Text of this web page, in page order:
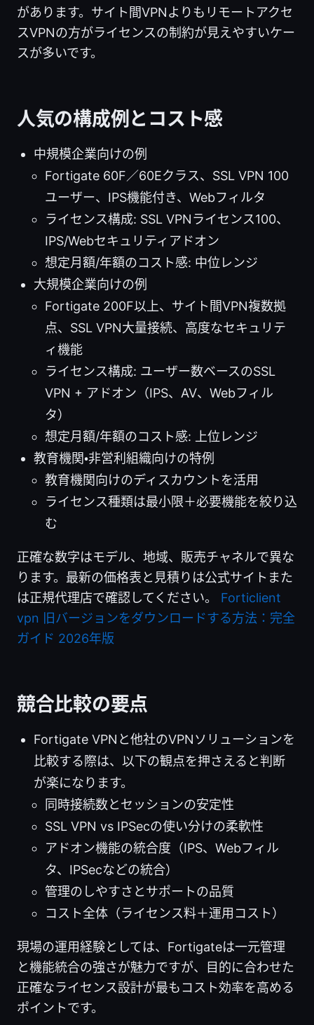
があります。サイト間VPNよりもリモートアクセ
スVPNの方がライセンスの制約が見えやすいケー
スが多いです。
人気の構成例とコスト感
中規模企業向けの例
Fortigate 60F／60Eクラス、SSL VPN 100
ユーザー、IPS機能付き、Webフィルタ
ライセンス構成: SSL VPNライセンス100、
IPS/Webセキュリティアドオン
想定月額/年額のコスト感: 中位レンジ
大規模企業向けの例
Fortigate 200F以上、サイト間VPN複数拠
点、SSL VPN大量接続、高度なセキュリテ
ィ機能
ライセンス構成: ユーザー数ベースのSSL
VPN + アドオン（IPS、AV、Webフィル
タ）
想定月額/年額のコスト感: 上位レンジ
教育機関・非営利組織向けの特例
教育機関向けのディスカウントを活用
ライセンス種類は最小限＋必要機能を絞り込
む
正確な数字はモデル、地域、販売チャネルで異な
ります。最新の価格表と見積りは公式サイトまた
は正規代理店で確認してください。 Forticlient
vpn 旧バージョンをダウンロードする方法：完全
ガイド 2026年版
競合比較の要点
Fortigate VPNと他社のVPNソリューションを
比較する際は、以下の観点を押さえると判断
が楽になります。
同時接続数とセッションの安定性
SSL VPN vs IPSecの使い分けの柔軟性
アドオン機能の統合度（IPS、Webフィル
タ、IPSecなどの統合）
管理のしやすさとサポートの品質
コスト全体（ライセンス料＋運用コスト）
現場の運用経験としては、Fortigateは一元管理
と機能統合の強さが魅力ですが、目的に合わせた
正確なライセンス設計が最もコスト効率を高める
ポイントです。